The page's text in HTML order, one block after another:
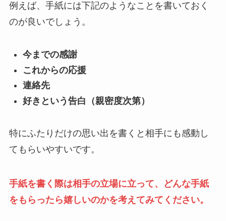
例えば、手紙には下記のようなことを書いておく
のが良いでしょう。
今までの感謝
これからの応援
連絡先
好きという告白（親密度次第）
特にふたりだけの思い出を書くと相手にも感動し
てもらいやすいです。
手紙を書く際は相手の立場に立って、どんな手紙
をもらったら嬉しいのかを考えてみてください。